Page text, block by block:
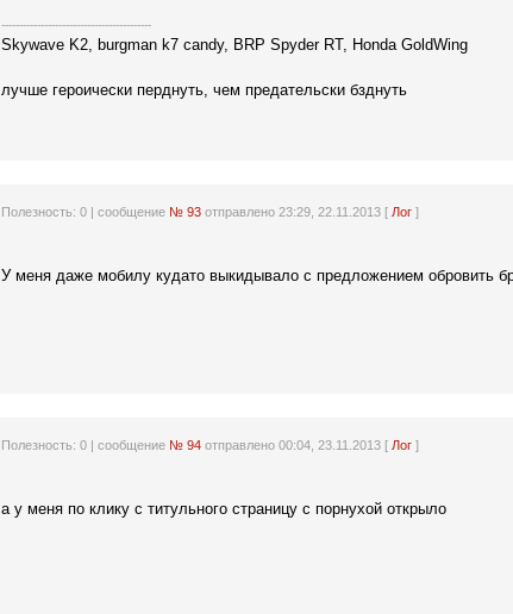
------------------------------------------
Skywave K2, burgman k7 candy, BRP Spyder RT, Honda GoldWing
лучше героически перднуть, чем предательски бзднуть
Полезность: 0| сообщение № 93отправлено 23:29, 22.11.2013 [ Лог]
У меня даже мобилу кудато выкидывало с предложением обровить
Полезность: 0| сообщение № 94отправлено 00:04, 23.11.2013 [ Лог]
а у меня по клику с титульного страницу с порнухой открыло